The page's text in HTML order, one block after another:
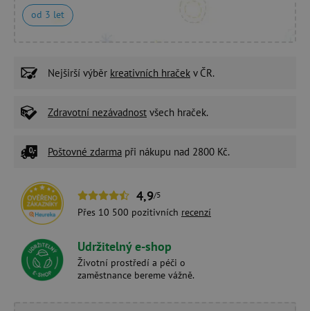
od 3 let
Nejširší výběr kreativních hraček v ČR.
Zdravotní nezávadnost všech hraček.
Poštovné zdarma při nákupu nad 2800 Kč.
4,9/5
Přes 10 500 pozitivních recenzí
Udržitelný e-shop
Životní prostředí a péči o
zaměstnance bereme vážně.